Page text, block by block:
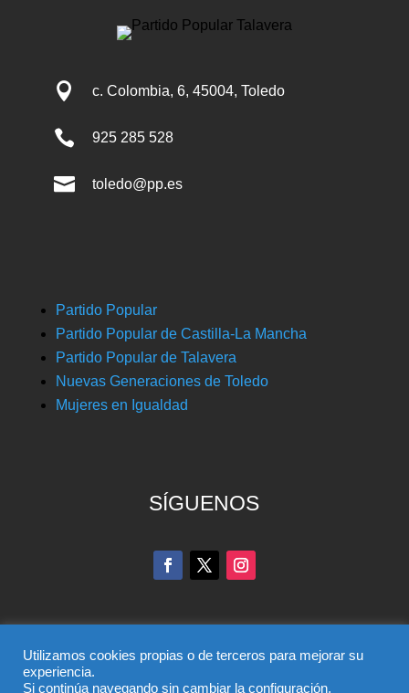
 c. Colombia, 6, 45004, Toledo
 925 285 528
 toledo@pp.es
Partido Popular
Partido Popular de Castilla-La Mancha
Partido Popular de Talavera
Nuevas Generaciones de Toledo
Mujeres en Igualdad
SÍGUENOS
Utilizamos cookies propias o de terceros para mejorar su
experiencia.
Si continúa navegando sin cambiar la configuración,